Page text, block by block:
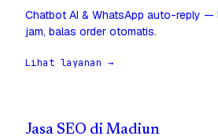
Chatbot AI & WhatsApp auto-reply —
jam, balas order otomatis.
Lihat layanan →
Jasa SEO di Madiun